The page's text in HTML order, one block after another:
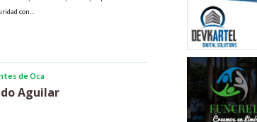
con...
de Oca
Aguilar